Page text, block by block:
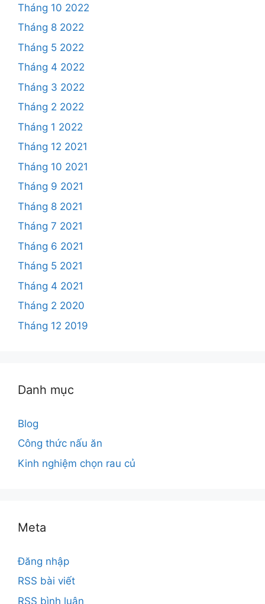
Tháng 10 2022
Tháng 8 2022
Tháng 5 2022
Tháng 4 2022
Tháng 3 2022
Tháng 2 2022
Tháng 1 2022
Tháng 12 2021
Tháng 10 2021
Tháng 9 2021
Tháng 8 2021
Tháng 7 2021
Tháng 6 2021
Tháng 5 2021
Tháng 4 2021
Tháng 2 2020
Tháng 12 2019
Danh mục
Blog
Công thức nấu ăn
Kinh nghiệm chọn rau củ
Meta
Đăng nhập
RSS bài viết
RSS bình luận